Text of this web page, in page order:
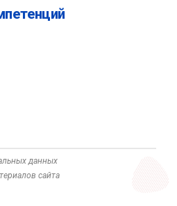
данных
сайта